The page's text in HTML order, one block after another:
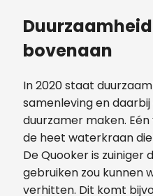
bovenaan
In 2020 staat
samenleving en
duurzamer maken.
de heet waterkraan
De Quooker is zuiniger
gebruiken zou kunnen
verhitten. Dit komt